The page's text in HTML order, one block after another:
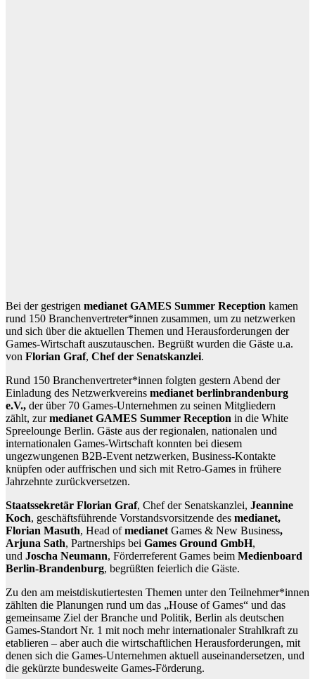
Bei der gestrigen medianet GAMES Summer Reception kamen
rund 150 Branchenvertreter*innen zusammen, um zu netzwerken
und sich über die aktuellen Themen und Herausforderungen der
Games-Wirtschaft auszutauschen. Begrüßt wurden die Gäste u.a.
von Florian Graf, Chef der Senatskanzlei.
Rund 150 Branchenvertreter*innen folgten gestern Abend der
Einladung des Netzwerkvereins medianet berlinbrandenburg
e.V., der über 70 Games-Unternehmen zu seinen Mitgliedern
zählt, zurmedianet GAMES Summer Reception in die White
Spreelounge Berlin. Gäste aus der regionalen, nationalen und
internationalen Games-Wirtschaft konnten bei diesem
ungezwungenen B2B-Event netzwerken, Business-Kontakte
knüpfen oder auffrischen und sich mit Retro-Games in frühere
Jahrzehnte zurückversetzen.
Staatssekretär Florian Graf, Chef der Senatskanzlei, Jeannine
Koch, geschäftsführende Vorstandsvorsitzende des medianet,
Florian Masuth, Head ofmedianetGames & New Business,
Arjuna Sath, Partnerships bei Games Ground GmbH,
und Joscha Neumann, Förderreferent Games beim Medienboard
Berlin-Brandenburg, begrüßten feierlich die Gäste.
Zu den am meistdiskutiertesten Themen unter den Teilnehmer*innen
zählten die Planungen rund um das „House of Games“ und das
gemeinsame Ziel der Branche und Politik, Berlin als deutschen
Games-Standort Nr. 1 mit noch mehr internationaler Strahlkraft zu
etablieren – aber auch die wirtschaftlichen Herausforderungen, mit
denen sich die Games-Unternehmen aktuell auseinandersetzen, und
die gekürzte bundesweite Games-Förderung.